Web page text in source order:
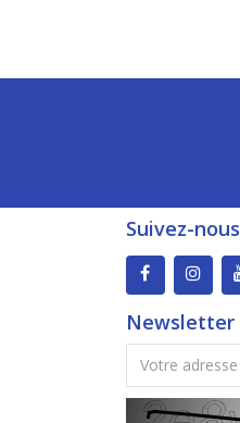
Suivez-nous
Newsletter